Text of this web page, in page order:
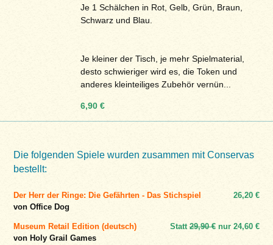
Je 1 Schälchen in Rot, Gelb, Grün, Braun,
Schwarz und Blau.
Je kleiner der Tisch, je mehr Spielmaterial,
desto schwieriger wird es, die Token und
anderes kleinteiliges Zubehör vernün...
6,90 €
Die folgenden Spiele wurden zusammen mit Conservas
bestellt:
Der Herr der Ringe: Die Gefährten - Das Stichspiel
von Office Dog
26,20 €
Museum Retail Edition (deutsch)
von Holy Grail Games
Statt29,90 €nur 24,60 €